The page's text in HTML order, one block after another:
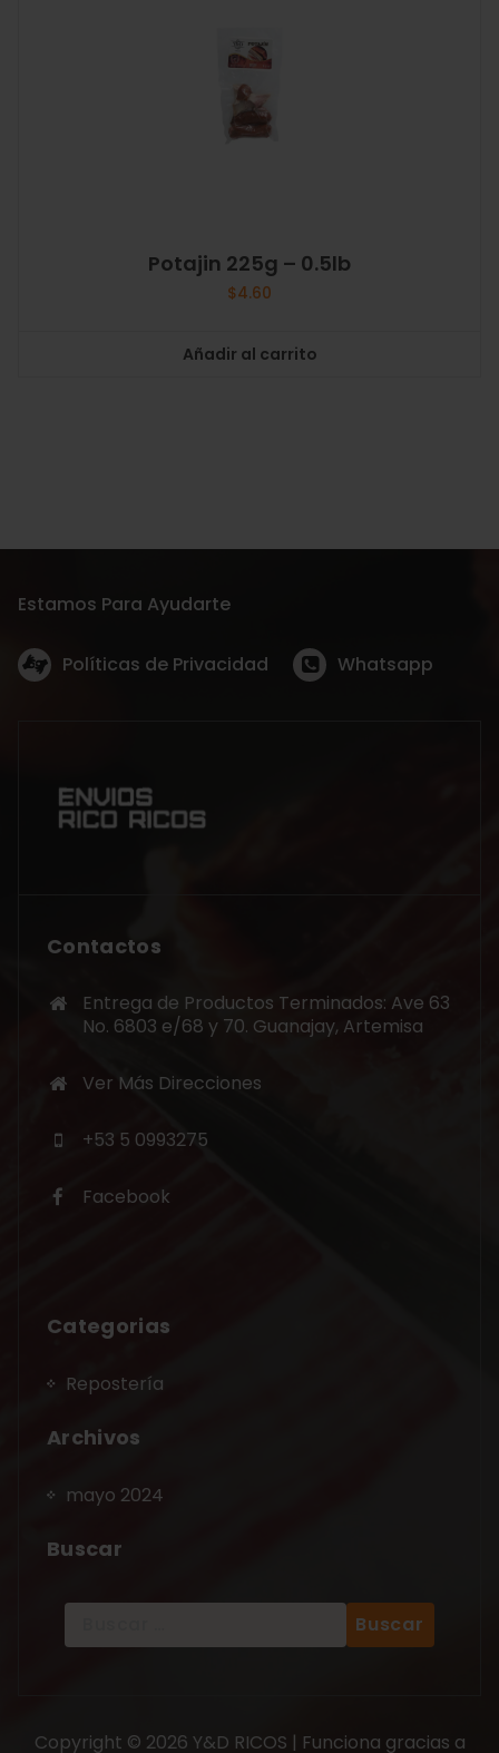
Potajin 225g – 0.5lb
$4.60
Añadir al carrito
Estamos Para Ayudarte
Políticas de Privacidad Whatsapp
Contactos
Entrega de Productos Terminados: Ave 63
No. 6803 e/68 y 70. Guanajay, Artemisa
Ver Más Direcciones
+53 5 0993275
Facebook
Categorias
Repostería
Archivos
mayo 2024
Buscar
Copyright © 2026 Y&D RICOS | Funciona gracias a